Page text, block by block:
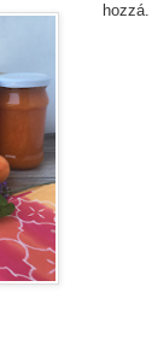
hozzá.